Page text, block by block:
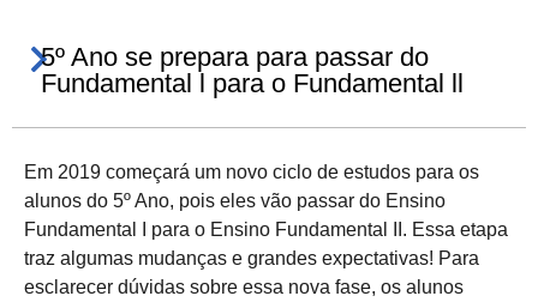
5º Ano se prepara para passar do
Fundamental l para o Fundamental ll
Em 2019 começará um novo ciclo de estudos para os
alunos do 5º Ano, pois eles vão passar do Ensino
Fundamental I para o Ensino Fundamental II. Essa etapa
traz algumas mudanças e grandes expectativas! Para
esclarecer dúvidas sobre essa nova fase, os alunos